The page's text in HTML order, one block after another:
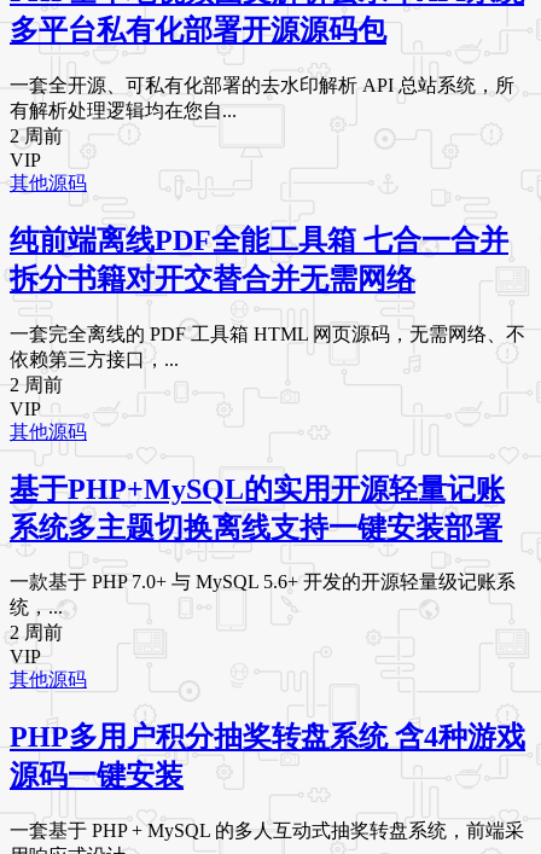
多平台私有化部署开源源码包
一套全开源、可私有化部署的去水印解析 API 总站系统，所
有解析处理逻辑均在您自...
2 周前
VIP
其他源码
纯前端离线PDF全能工具箱 七合一合并
拆分书籍对开交替合并无需网络
一套完全离线的 PDF 工具箱 HTML 网页源码，无需网络、不
依赖第三方接口，...
2 周前
VIP
其他源码
基于PHP+MySQL的实用开源轻量记账
系统多主题切换离线支持一键安装部署
一款基于 PHP 7.0+ 与 MySQL 5.6+ 开发的开源轻量级记账系
统，...
2 周前
VIP
其他源码
PHP多用户积分抽奖转盘系统 含4种游戏
源码一键安装
一套基于 PHP + MySQL 的多人互动式抽奖转盘系统，前端采